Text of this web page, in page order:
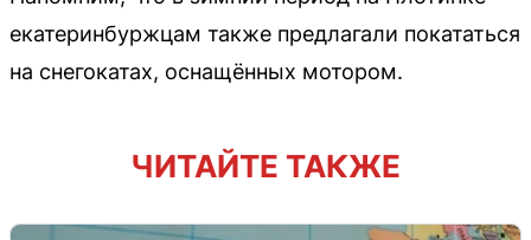
екатеринбуржцам также предлагали покататься
на снегокатах, оснащённых мотором.
ЧИТАЙТЕ ТАКЖЕ